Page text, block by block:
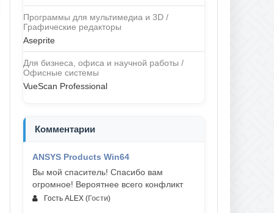
Программы для мультимедиа и 3D /
Графические редакторы
Aseprite
Для бизнеса, офиса и научной работы /
Офисные системы
VueScan Professional
Комментарии
ANSYS Products Win64
Вы мой спаситель! Спасибо вам
огромное! Вероятнее всего конфликт
Гость ALEX (Гости)